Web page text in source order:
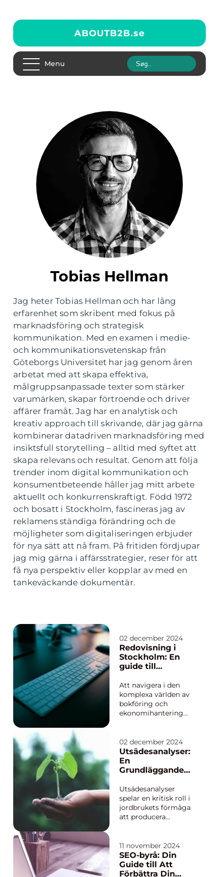
ABOUTB2B.se
Menu
Tobias Hellman
Jag heter Tobias Hellman och har lång
erfarenhet som skribent med fokus på
marknadsföring och strategisk
kommunikation. Med en examen i medie-
och kommunikationsvetenskap från
Göteborgs Universitet har jag genom åren
arbetat med att skapa effektiva,
målgruppsanpassade texter som stärker
varumärken, skapar förtroende och driver
affärer framåt. Jag har en analytisk och
kreativ approach till skrivande, där jag gärna
kombinerar datadriven marknadsföring med
insiktsfull storytelling – alltid med syftet att
skapa relevans och resultat. Genom att följa
trender inom digital kommunikation och
konsumentbeteende håller jag mitt arbete
aktuellt och konkurrenskraftigt. Född 1972
och bosatt i Stockholm, fascineras jag av
reklamens ständiga förändring och de
möjligheter som digitaliseringen erbjuder
för nya sätt att nå fram. På fritiden fördjupar
jag mig gärna i affärsstrategier, reser för att
få nya perspektiv eller kopplar av med en
tankeväckande dokumentär.
02 december 2024
Redovisning i
Stockholm: En
guide till
ekonomihanterin
g
Att navigera i den
komplexa världen av
bokföring och
ekonomihantering
I Sveriges huvudstad,
Stockholm, finns ett
brett utbud av
redovisningsbyråer
specialiserade ...
02 december 2024
Utsädesanalyser:
En
Grundläggande
Utsädesanalyser
spelar en kritisk roll i
jordbrukets förmåga
att producera
Genom att noggrant
undersöka kvaliteten
på utsädet kan
producenter
11 november 2024
SEO-byrå: Din
Guide till Att
Förbättra Din